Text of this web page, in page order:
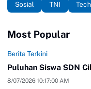
Sosial
TNI
Most Popular
Berita Terkini
Puluhan Siswa SDN
8/07/2026 10:17:00 AM